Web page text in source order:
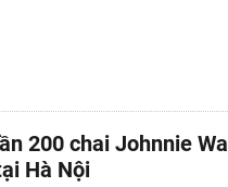
200 chai Johnnie
Hà Nội